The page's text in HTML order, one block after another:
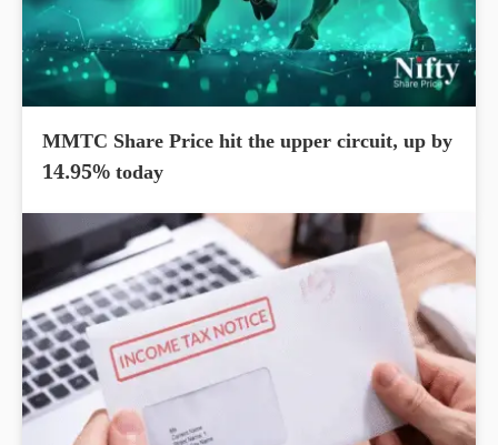
MMTC Share Price hit the upper circuit, up by
14.95% today